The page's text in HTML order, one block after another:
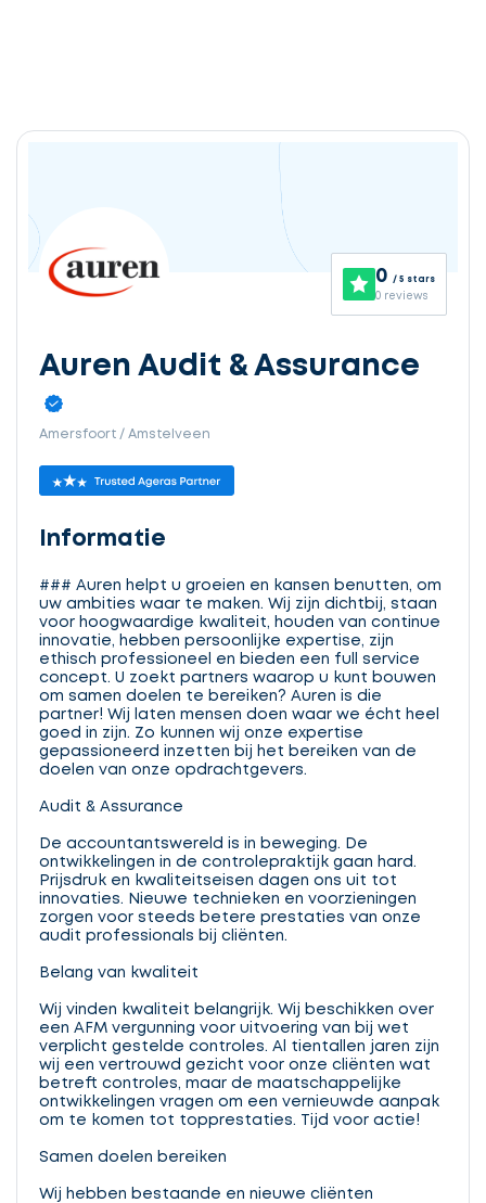
0 / 5 stars
0 reviews
Auren Audit & Assurance
Amersfoort / Amstelveen
Informatie
### Auren helpt u groeien en kansen benutten, om
uw ambities waar te maken. Wij zijn dichtbij, staan
voor hoogwaardige kwaliteit, houden van continue
innovatie, hebben persoonlijke expertise, zijn
ethisch professioneel en bieden een full service
concept. U zoekt partners waarop u kunt bouwen
om samen doelen te bereiken? Auren is die
partner! Wij laten mensen doen waar we écht heel
goed in zijn. Zo kunnen wij onze expertise
gepassioneerd inzetten bij het bereiken van de
doelen van onze opdrachtgevers.
Audit & Assurance
De accountantswereld is in beweging. De
ontwikkelingen in de controlepraktijk gaan hard.
Prijsdruk en kwaliteitseisen dagen ons uit tot
innovaties. Nieuwe technieken en voorzieningen
zorgen voor steeds betere prestaties van onze
audit professionals bij cliënten.
Belang van kwaliteit
Wij vinden kwaliteit belangrijk. Wij beschikken over
een AFM vergunning voor uitvoering van bij wet
verplicht gestelde controles. Al tientallen jaren zijn
wij een vertrouwd gezicht voor onze cliënten wat
betreft controles, maar de maatschappelijke
ontwikkelingen vragen om een vernieuwde aanpak
om te komen tot topprestaties. Tijd voor actie!
Samen doelen bereiken
Wij hebben bestaande en nieuwe cliënten